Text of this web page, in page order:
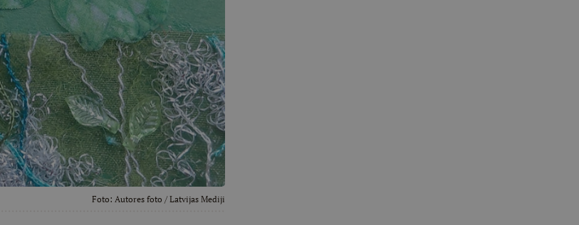
Foto: Autores foto / Latvijas Mediji